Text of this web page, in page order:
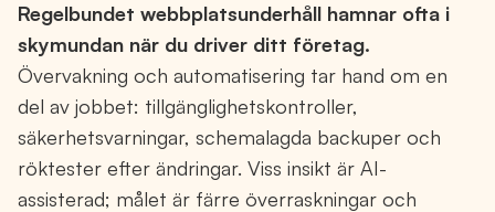
Regelbundet webbplatsunderhåll hamnar ofta i
skymundan när du driver ditt företag.
Övervakning och automatisering tar hand om en
del av jobbet: tillgänglighetskontroller,
säkerhetsvarningar, schemalagda backuper och
röktester efter ändringar. Viss insikt är AI-
assisterad; målet är färre överraskningar och